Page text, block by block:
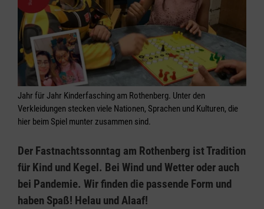
Jahr für Jahr Kinderfasching am Rothenberg. Unter den
Verkleidungen stecken viele Nationen, Sprachen und Kulturen, die
hier beim Spiel munter zusammen sind.
Der Fastnachtssonntag am Rothenberg ist Tradition
für Kind und Kegel. Bei Wind und Wetter oder auch
bei Pandemie. Wir finden die passende Form und
haben Spaß! Helau und Alaaf!